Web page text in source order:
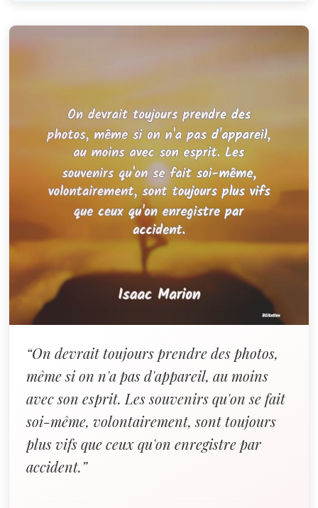
“On devrait toujours prendre des photos,
même si on n'a pas d'appareil, au moins
avec son esprit. Les souvenirs qu'on se fait
soi-même, volontairement, sont toujours
plus vifs que ceux qu'on enregistre par
accident.”